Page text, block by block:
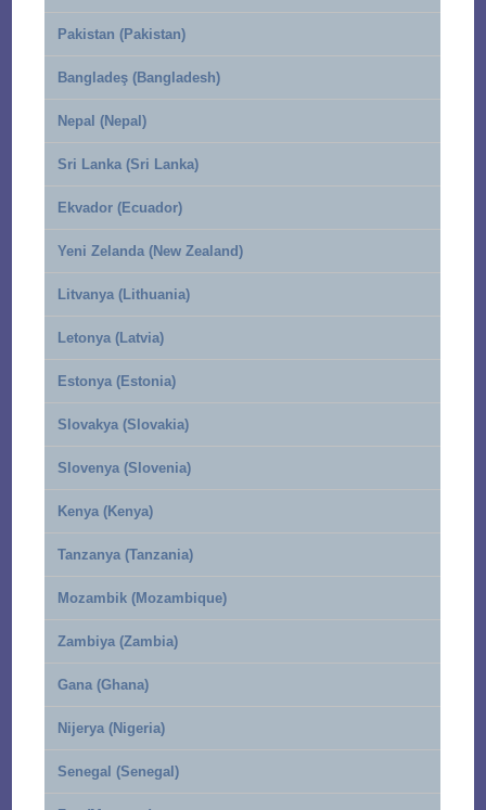
Pakistan (Pakistan)
Bangladeş (Bangladesh)
Nepal (Nepal)
Sri Lanka (Sri Lanka)
Ekvador (Ecuador)
Yeni Zelanda (New Zealand)
Litvanya (Lithuania)
Letonya (Latvia)
Estonya (Estonia)
Slovakya (Slovakia)
Slovenya (Slovenia)
Kenya (Kenya)
Tanzanya (Tanzania)
Mozambik (Mozambique)
Zambiya (Zambia)
Gana (Ghana)
Nijerya (Nigeria)
Senegal (Senegal)